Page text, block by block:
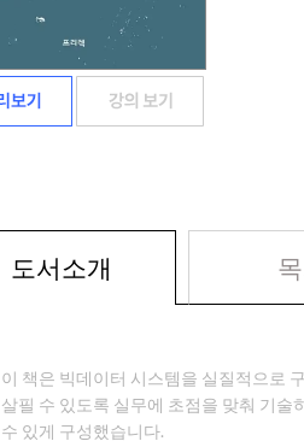
도서소개
이 책은 빅데이터 시스템을 실질적으로
살필 수 있도록 실무에 초점을 맞춰 기
수 있게 구성했습니다.